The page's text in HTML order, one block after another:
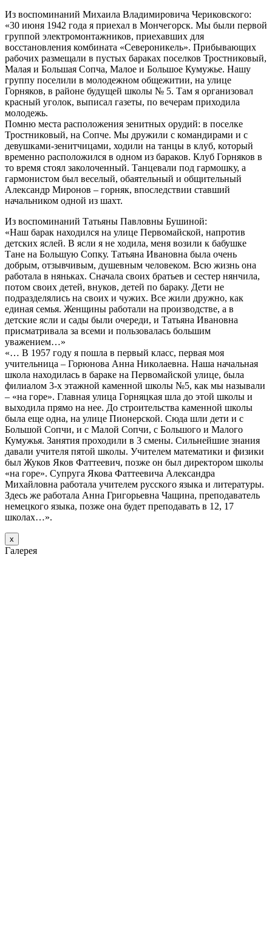
Из воспоминаний Михаила Владимировича Чериковского:
«30 июня 1942 года я приехал в Мончегорск. Мы были первой
группой электромонтажников, приехавших для
восстановления комбината «Североникель». Прибывающих
рабочих размещали в пустых бараках поселков Тростниковый,
Малая и Большая Сопча, Малое и Большое Кумужье. Нашу
группу поселили в молодежном общежитии, на улице
Горняков, в районе будущей школы № 5. Там я организовал
красный уголок, выписал газеты, по вечерам приходила
молодежь.
Помню места расположения зенитных орудий: в поселке
Тростниковый, на Сопче. Мы дружили с командирами и с
девушками-зенитчицами, ходили на танцы в клуб, который
временно расположился в одном из бараков. Клуб Горняков в
то время стоял заколоченный. Танцевали под гармошку, а
гармонистом был веселый, обаятельный и общительный
Александр Миронов – горняк, впоследствии ставший
начальником одной из шахт.
Из воспоминаний Татьяны Павловны Бушиной:
«Наш барак находился на улице Первомайской, напротив
детских яслей. В ясли я не ходила, меня возили к бабушке
Тане на Большую Сопку. Татьяна Ивановна была очень
добрым, отзывчивым, душевным человеком. Всю жизнь она
работала в няньках. Сначала своих братьев и сестер нянчила,
потом своих детей, внуков, детей по бараку. Дети не
подразделялись на своих и чужих. Все жили дружно, как
единая семья. Женщины работали на производстве, а в
детские ясли и сады были очереди, и Татьяна Ивановна
присматривала за всеми и пользовалась большим
уважением…»
«… В 1957 году я пошла в первый класс, первая моя
учительница – Горюнова Анна Николаевна. Наша начальная
школа находилась в бараке на Первомайской улице, была
филиалом 3-х этажной каменной школы №5, как мы называли
– «на горе». Главная улица Горняцкая шла до этой школы и
выходила прямо на нее. До строительства каменной школы
была еще одна, на улице Пионерской. Сюда шли дети и с
Большой Сопчи, и с Малой Сопчи, с Большого и Малого
Кумужья. Занятия проходили в 3 смены. Сильнейшие знания
давали учителя пятой школы. Учителем математики и физики
был Жуков Яков Фаттеевич, позже он был директором школы
«на горе». Супруга Якова Фаттеевича Александра
Михайловна работала учителем русского языка и литературы.
Здесь же работала Анна Григорьевна Чащина, преподаватель
немецкого языка, позже она будет преподавать в 12, 17
школах…».
х
Галерея